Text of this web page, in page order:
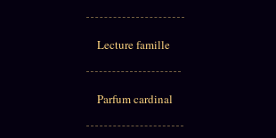
Lecture famille
Parfum cardinal